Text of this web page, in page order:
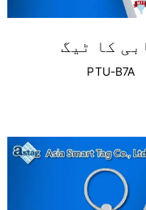
کا ٹیگ
PTU-B7A